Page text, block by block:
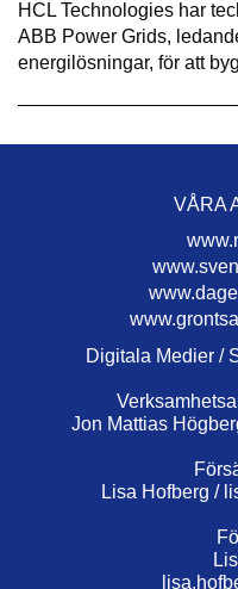
HCL Technologies har
ABB Power Grids,
energilösningar, för att
VÅRA
Digitala Medier /
Jon Mattias
Lisa Hofberg /